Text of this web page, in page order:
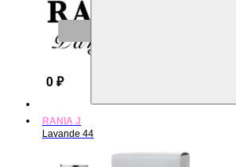
0 ₽
RANIA J
Lavande 44